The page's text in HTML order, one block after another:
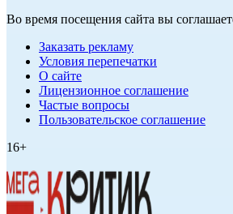
Во время посещения сайта вы
Заказать рекламу
Условия перепечатки
О сайте
Лицензионное соглашение
Частые вопросы
Пользовательское соглашение
16+